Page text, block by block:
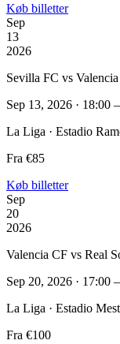
Køb billetter
Sep
13
2026
Sevilla FC vs
Sep 13, 2026 · 18:00
La Liga · Estadio
Fra €85
Køb billetter
Sep
20
2026
Valencia CF vs Real
Sep 20, 2026 · 17:00
La Liga · Estadio
Fra €100